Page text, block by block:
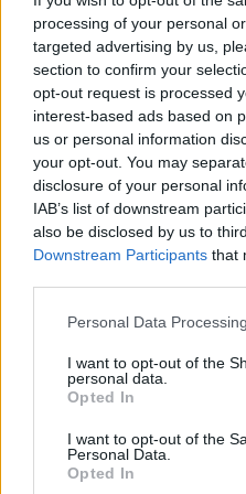
processing of your personal
targeted advertising by us,
section to confirm your
opt-out request is processed
interest-based ads based on
us or personal information
your opt-out. You may
disclosure of your personal
IAB’s list of downstream
also be disclosed by us to
Downstream Participants that
Personal Data
I want to opt-out of the
personal data.
Opted In
I want to opt-out of the
Personal Data.
Opted In
Lier Horst, Camilla
Hans Rosenfeldt a
Kto je TOP
A ktorá je NAJ (najlepšia)
uplynulý rok?
Čitatelia na Slovensku sa
zapojiť do ankety, ktorá
výsledky. Anketa beží na
partnermi sú štyri
vydavateľstvá ako Ikar,
a ďalšie.
úspech Stiega Larssona a
Existuje však aj názor, že
e
r
c
h
f
o
r
: